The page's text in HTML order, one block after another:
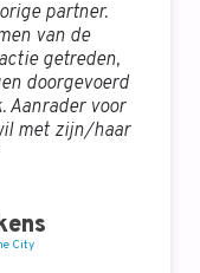
partner.
van de
getreden,
doorgevoerd
Aanrader voor
met zijn/haar
City